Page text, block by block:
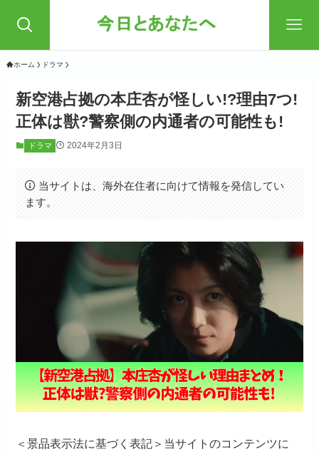
ホーム ドラマ
新空港占拠の本庄杏が怪しい!?理由7つ!
正体は獣?警察側の内通者の可能性も!
ドラマ 2024年2月3日
当サイトは、海外在住者に向けて情報を発信してい
ます。
＜景品表示法に基づく表記＞当サイトのコンテンツに